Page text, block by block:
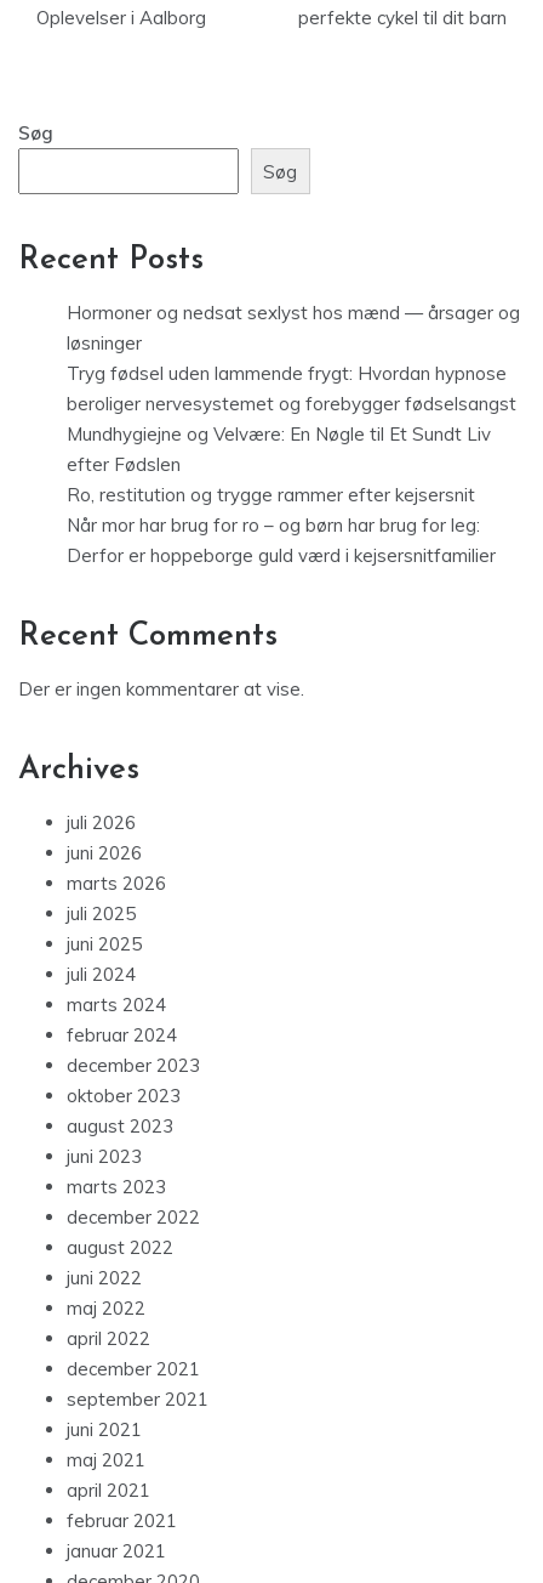
Oplevelser i Aalborg
perfekte cykel til dit barn
Søg
Søg
Recent Posts
Hormoner og nedsat sexlyst hos mænd — årsager og
løsninger
Tryg fødsel uden lammende frygt: Hvordan hypnose
beroliger nervesystemet og forebygger fødselsangst
Mundhygiejne og Velvære: En Nøgle til Et Sundt Liv
efter Fødslen
Ro, restitution og trygge rammer efter kejsersnit
Når mor har brug for ro – og børn har brug for leg:
Derfor er hoppeborge guld værd i kejsersnitfamilier
Recent Comments
Der er ingen kommentarer at vise.
Archives
juli 2026
juni 2026
marts 2026
juli 2025
juni 2025
juli 2024
marts 2024
februar 2024
december 2023
oktober 2023
august 2023
juni 2023
marts 2023
december 2022
august 2022
juni 2022
maj 2022
april 2022
december 2021
september 2021
juni 2021
maj 2021
april 2021
februar 2021
januar 2021